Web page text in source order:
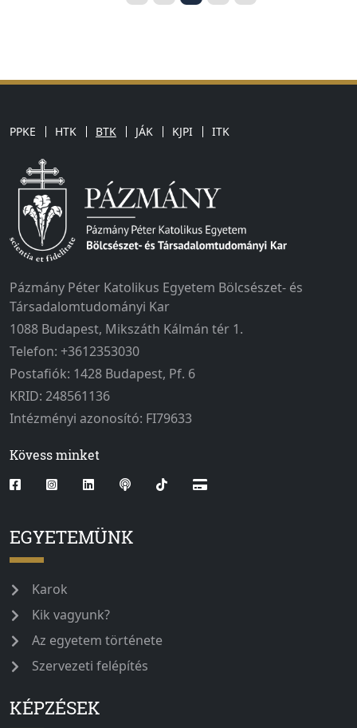
PPKE HTK BTK JÁK KJPI ITK
Pázmány Péter Katolikus Egyetem Bölcsészet- és
Társadalomtudományi Kar
1088 Budapest, Mikszáth Kálmán tér 1.
Telefon: +3612353030
Postafiók: 1428 Budapest, Pf. 6
KRID: 248561136
Intézményi azonosító: FI79633
Kövess minket
EGYETEMÜNK
Karok
Kik vagyunk?
Az egyetem története
Szervezeti felépítés
KÉPZÉSEK